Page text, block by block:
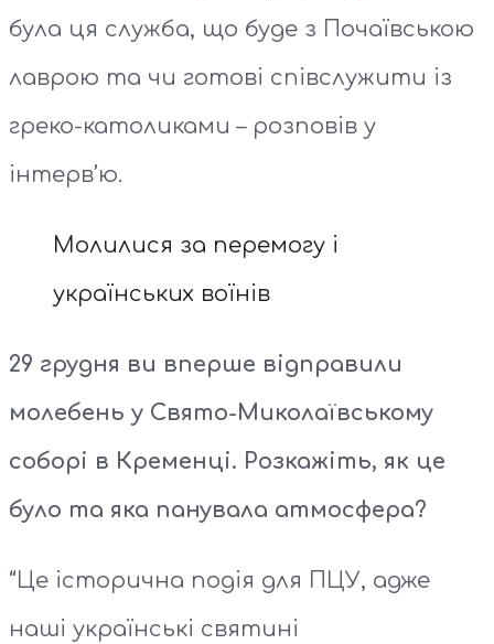
була ця служба, що буде з Почаївською
лаврою та чи готові співслужити із
греко-католиками – розповів у
інтерв’ю.
Молилися за перемогу і
українських воїнів
29 грудня ви вперше відправили
молебень у Свято-Миколаївському
соборі в Кременці. Розкажіть, як це
було та яка панувала атмосфера?
“Це історична подія для ПЦУ, адже
наші українські святині